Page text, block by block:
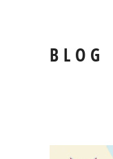
BLOG